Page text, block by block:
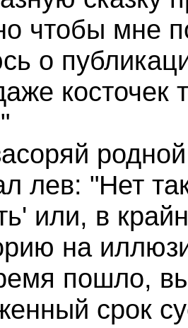
чтобы мне
о
косточек
родной
лев: "Нет
или, в
на
пошло,
срок